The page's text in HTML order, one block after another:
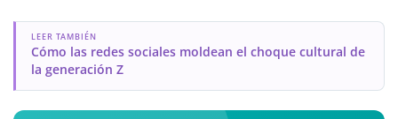
LEER TAMBIÉN
Cómo las redes sociales moldean el choque cultural de
la generación Z